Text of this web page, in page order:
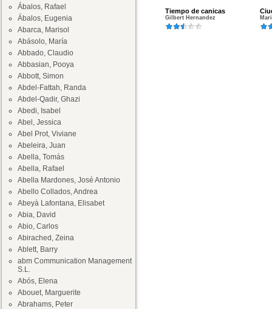
Ábalos, Rafael
Ábalos, Eugenia
Abarca, Marisol
Abásolo, María
Abbado, Claudio
Abbasian, Pooya
Abbott, Simon
Abdel-Fattah, Randa
Abdel-Qadir, Ghazi
Abedi, Isabel
Abel, Jessica
Abel Prot, Viviane
Abeleira, Juan
Abella, Tomás
Abella, Rafael
Abella Mardones, José Antonio
Abello Collados, Andrea
Abeyà Lafontana, Elisabet
Abia, David
Abio, Carlos
Abirached, Zeina
Ablett, Barry
abm Communication Management
S.L.
Abós, Elena
Abouet, Marguerite
Abrahams, Peter
Tiempo de canicas
Gilbert Hernandez